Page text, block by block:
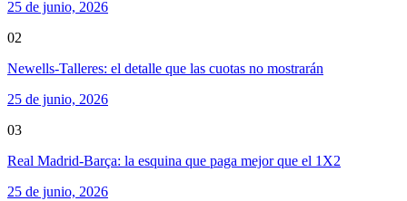
25 de junio, 2026
02
Newells-Talleres: el detalle que las cuotas no mostrarán
25 de junio, 2026
03
Real Madrid-Barça: la esquina que paga mejor que el 1X2
25 de junio, 2026